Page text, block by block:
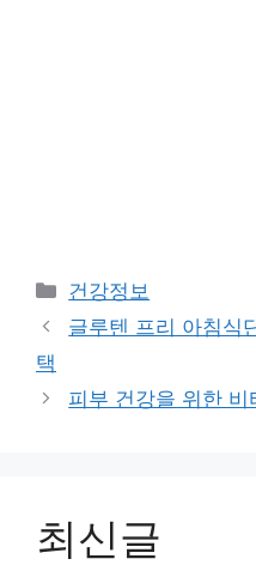
Categories
건강정보
글루텐 프리 아침식
택
피부 건강을 위한
최신글